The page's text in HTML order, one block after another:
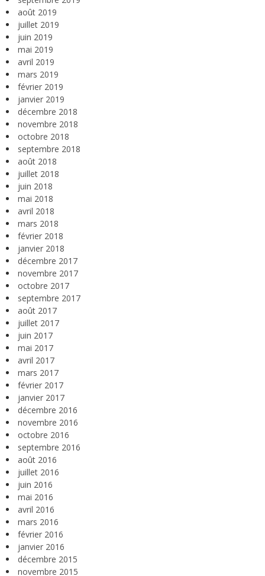
août 2019
juillet 2019
juin 2019
mai 2019
avril 2019
mars 2019
février 2019
janvier 2019
décembre 2018
novembre 2018
octobre 2018
septembre 2018
août 2018
juillet 2018
juin 2018
mai 2018
avril 2018
mars 2018
février 2018
janvier 2018
décembre 2017
novembre 2017
octobre 2017
septembre 2017
août 2017
juillet 2017
juin 2017
mai 2017
avril 2017
mars 2017
février 2017
janvier 2017
décembre 2016
novembre 2016
octobre 2016
septembre 2016
août 2016
juillet 2016
juin 2016
mai 2016
avril 2016
mars 2016
février 2016
janvier 2016
décembre 2015
novembre 2015